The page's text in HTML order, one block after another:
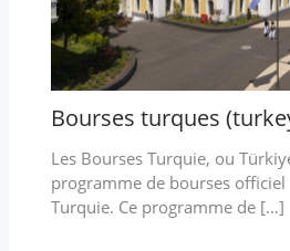
Bourses turques
Les Bourses Turquie, ou
programme de bourses officiel
Turquie. Ce programme de […]